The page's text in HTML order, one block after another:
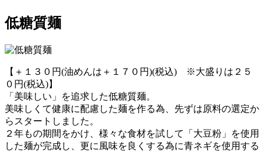
低糖質麺
【＋１３０円(油めんは＋１７０円)(税込) ※大盛りは２５
０円(税込)】
「美味しい」を追求した低糖質麺。
美味しくて健康に配慮した麺を作る為、先ずは原料の選定か
らスタートしました。
２年もの期間をかけ、様々な食材を試して「大豆粉」を使用
した麺が完成し、更に風味を良くする為に青ネギを使用する